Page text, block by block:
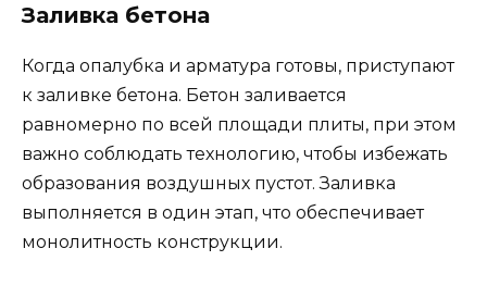
Заливка бетона
Когда опалубка и арматура готовы, приступают
к заливке бетона. Бетон заливается
равномерно по всей площади плиты, при этом
важно соблюдать технологию, чтобы избежать
образования воздушных пустот. Заливка
выполняется в один этап, что обеспечивает
монолитность конструкции.